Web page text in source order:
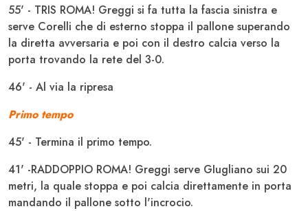
55' - TRIS ROMA! Greggi si fa tutta la fascia sinistra e
serve Corelli che di esterno stoppa il pallone superando
la diretta avversaria e poi con il destro calcia verso la
porta trovando la rete del 3-0.
46' - Al via la ripresa
Primo tempo
45' - Termina il primo tempo.
41' -RADDOPPIO ROMA! Greggi serve GIugliano sui 20
metri, la quale stoppa e poi calcia direttamente in porta
mandando il pallone sotto l'incrocio.